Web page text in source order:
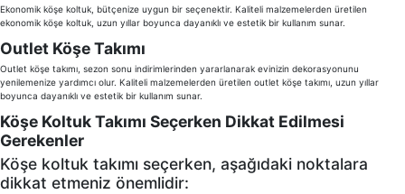
Yap
Ekonomik köşe koltuk, bütçenize uygun bir seçenektir. Kaliteli malzemelerden üretilen
ekonomik köşe koltuk, uzun yıllar boyunca dayanıklı ve estetik bir kullanım sunar.
Outlet Köşe Takımı
Outlet köşe takımı, sezon sonu indirimlerinden yararlanarak evinizin dekorasyonunu
yenilemenize yardımcı olur. Kaliteli malzemelerden üretilen outlet köşe takımı, uzun yıllar
boyunca dayanıklı ve estetik bir kullanım sunar.
Köşe Koltuk Takımı Seçerken Dikkat Edilmesi
Gerekenler
Köşe koltuk takımı seçerken, aşağıdaki noktalara
dikkat etmeniz önemlidir: